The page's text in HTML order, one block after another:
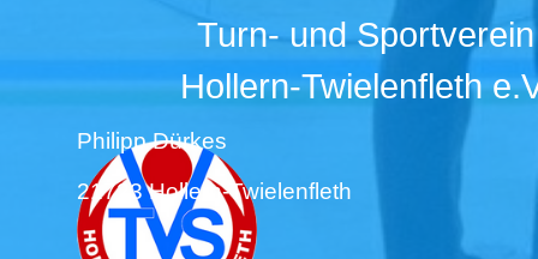
Turn- und Sportverein
Hollern-Twielenfleth
Philipp Dürkes
21723 Hollern-Twielenfleth